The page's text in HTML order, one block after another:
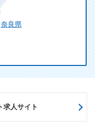
奈良県
求人サイト